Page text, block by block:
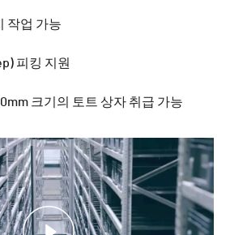
작업 가능
피킹 지원
크기의 토트 상자 취급 가능